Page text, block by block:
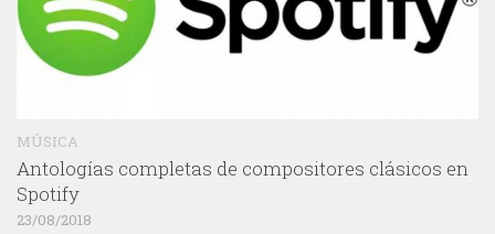
MÚSICA
Antologías completas de compositores clásicos en
Spotify
23/08/2018